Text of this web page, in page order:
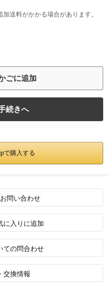
送料がかかる場合があります。
ごに追加
続きへ
で購入する
問い合わせ
に入りに追加
ての問合わせ
交換情報